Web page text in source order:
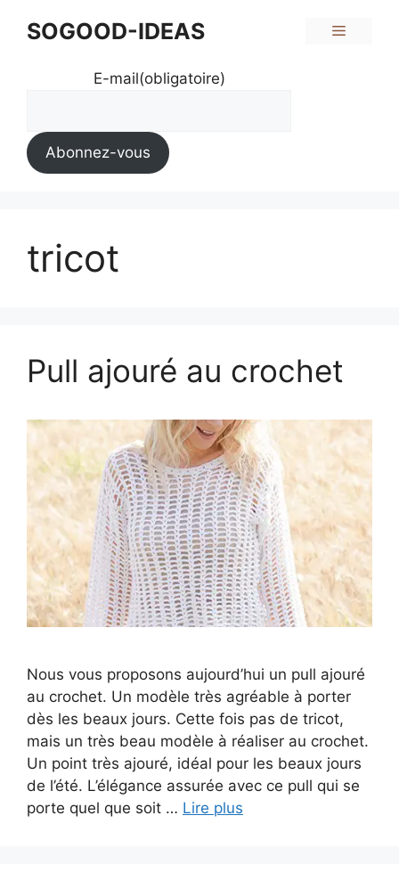
SOGOOD-IDEAS Menu
E-mail(obligatoire)
Abonnez-vous
tricot
Pull ajouré au crochet
Nous vous proposons aujourd’hui un pull ajouré
au crochet. Un modèle très agréable à porter
dès les beaux jours. Cette fois pas de tricot,
mais un très beau modèle à réaliser au crochet.
Un point très ajouré, idéal pour les beaux jours
de l’été. L’élégance assurée avec ce pull qui se
porte quel que soit … Lire plus